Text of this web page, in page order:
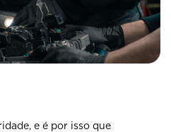
e é por isso que